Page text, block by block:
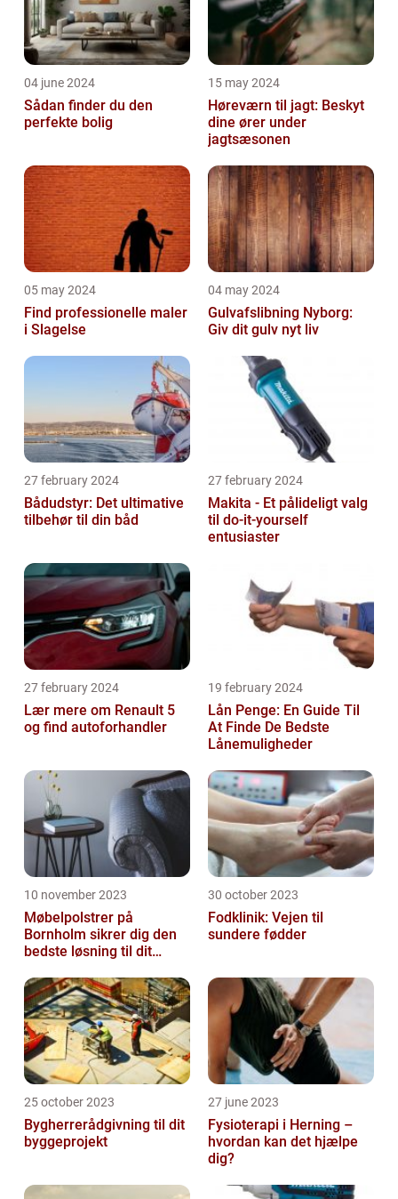
04 june 2024
Sådan finder du den
perfekte bolig
15 may 2024
Høreværn til jagt: Beskyt
dine ører under
jagtsæsonen
05 may 2024
Find professionelle maler
i Slagelse
04 may 2024
Gulvafslibning Nyborg:
Giv dit gulv nyt liv
27 february 2024
Bådudstyr: Det ultimative
tilbehør til din båd
27 february 2024
Makita - Et pålideligt valg
til do-it-yourself
entusiaster
27 february 2024
Lær mere om Renault 5
og find autoforhandler
19 february 2024
Lån Penge: En Guide Til
At Finde De Bedste
Lånemuligheder
10 november 2023
Møbelpolstrer på
Bornholm sikrer dig den
bedste løsning til dit
30 october 2023
Fodklinik: Vejen til
sundere fødder
25 october 2023
Bygherrerådgivning til dit
byggeprojekt
27 june 2023
Fysioterapi i Herning –
hvordan kan det hjælpe
dig?